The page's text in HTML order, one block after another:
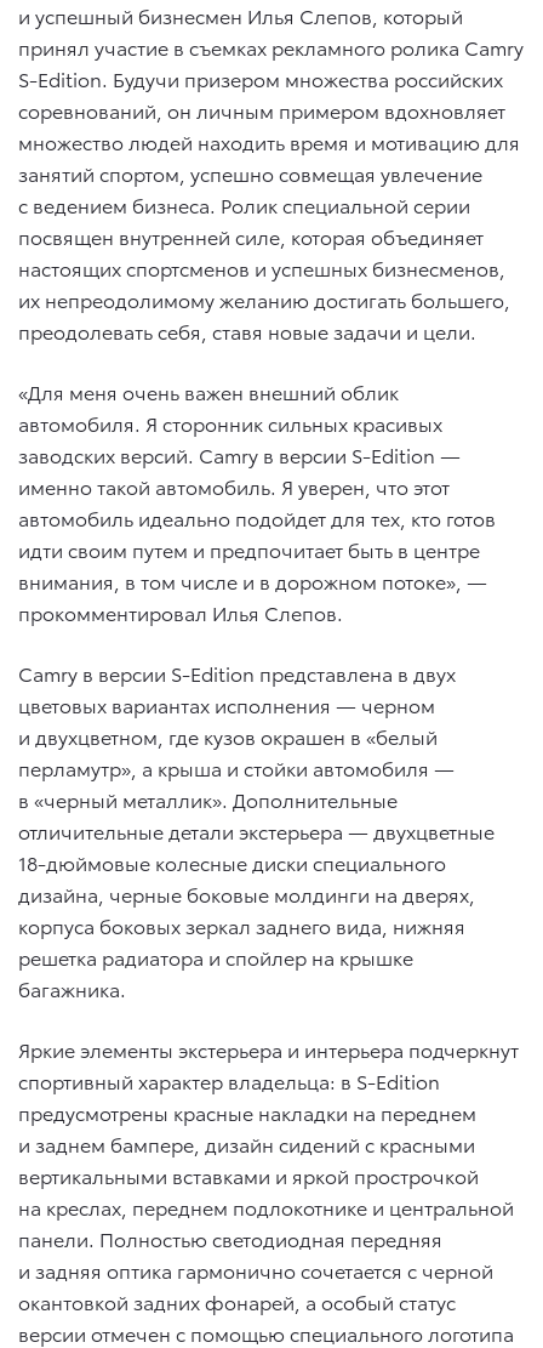
и успешный бизнесмен Илья Слепов, который
принял участие в съемках рекламного ролика Camry
S-Edition. Будучи призером множества российских
соревнований, он личным примером вдохновляет
множество людей находить время и мотивацию для
занятий спортом, успешно совмещая увлечение
с ведением бизнеса. Ролик специальной серии
посвящен внутренней силе, которая объединяет
настоящих спортсменов и успешных бизнесменов,
их непреодолимому желанию достигать большего,
преодолевать себя, ставя новые задачи и цели.
«Для меня очень важен внешний облик
автомобиля. Я сторонник сильных красивых
заводских версий. Camry в версии S-Edition —
именно такой автомобиль. Я уверен, что этот
автомобиль идеально подойдет для тех, кто готов
идти своим путем и предпочитает быть в центре
внимания, в том числе и в дорожном потоке», —
прокомментировал Илья Слепов.
Camry в версии S-Edition представлена в двух
цветовых вариантах исполнения — черном
и двухцветном, где кузов окрашен в «белый
перламутр», а крыша и стойки автомобиля —
в «черный металлик». Дополнительные
отличительные детали экстерьера — двухцветные
18-дюймовые колесные диски специального
дизайна, черные боковые молдинги на дверях,
корпуса боковых зеркал заднего вида, нижняя
решетка радиатора и спойлер на крышке
багажника.
Яркие элементы экстерьера и интерьера подчеркнут
спортивный характер владельца: в S-Edition
предусмотрены красные накладки на переднем
и заднем бампере, дизайн сидений с красными
вертикальными вставками и яркой прострочкой
на креслах, переднем подлокотнике и центральной
панели. Полностью светодиодная передняя
и задняя оптика гармонично сочетается с черной
окантовкой задних фонарей, а особый статус
версии отмечен с помощью специального логотипа